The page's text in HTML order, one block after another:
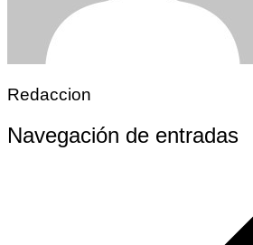
Redaccion
Navegación de entradas